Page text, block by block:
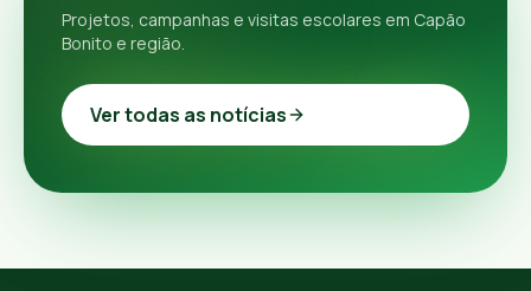
Projetos, campanhas e visitas escolares em Capão
Bonito e região.
Ver todas as notícias